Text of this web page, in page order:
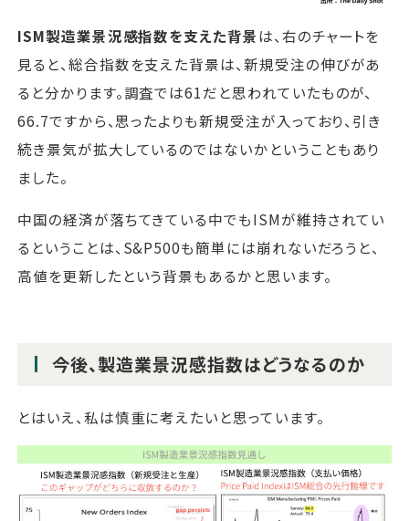
ISM製造業景況感指数を支えた背景は、右のチャートを
見ると、総合指数を支えた背景は、新規受注の伸びがあ
ると分かります。調査では61だと思われていたものが、
66.7ですから、思ったよりも新規受注が入っており、引き
続き景気が拡大しているのではないかということもあり
ました。
中国の経済が落ちてきている中でもISMが維持されてい
るということは、S&P500も簡単には崩れないだろうと、
高値を更新したという背景もあるかと思います。
今後、製造業景況感指数はどうなるのか
とはいえ、私は慎重に考えたいと思っています。